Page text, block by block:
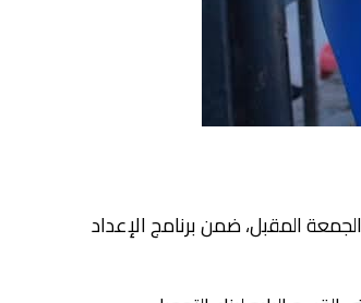
المقبل، ضمن برنامج الإعداد